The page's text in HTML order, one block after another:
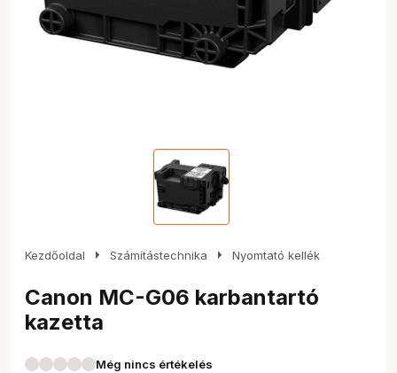
Kezdőoldal arrow_right Számítástechnika arrow_right Nyomtató kellék
Canon MC-G06 karbantartó
kazetta
Még nincs értékelés